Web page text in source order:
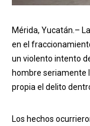
Mérida, Yucatán.–
en el
un violento intento
hombre seriamente
propia el delito
Los hechos